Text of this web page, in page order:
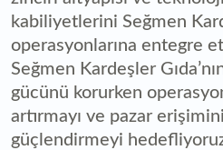
kabiliyetlerini Seğmen
operasyonlarına entegre
Seğmen Kardeşler
gücünü korurken
artırmayı ve pazar
güçlendirmeyi